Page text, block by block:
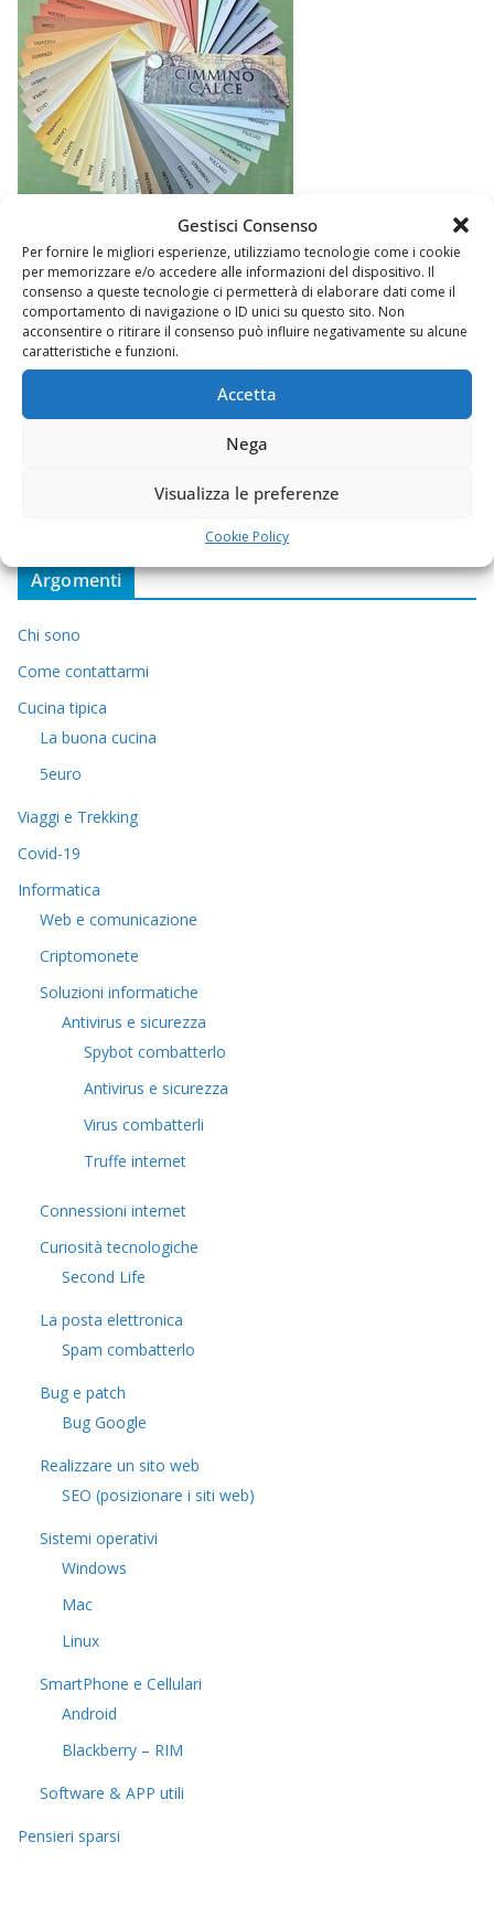
Gestisci Consenso
Per fornire le migliori esperienze, utilizziamo tecnologie come i cookie
per memorizzare e/o accedere alle informazioni del dispositivo. Il
consenso a queste tecnologie ci permetterà di elaborare dati come il
comportamento di navigazione o ID unici su questo sito. Non
acconsentire o ritirare il consenso può influire negativamente su alcune
caratteristiche e funzioni.
Accetta
Nega
Visualizza le preferenze
Cookie Policy
Argomenti
Chi sono
Come contattarmi
Cucina tipica
La buona cucina
5euro
Viaggi e Trekking
Covid-19
Informatica
Web e comunicazione
Criptomonete
Soluzioni informatiche
Antivirus e sicurezza
Spybot combatterlo
Antivirus e sicurezza
Virus combatterli
Truffe internet
Connessioni internet
Curiosità tecnologiche
​Second Life
La posta elettronica
Spam combatterlo
Bug e patch
Bug Google
Realizzare un sito web
SEO (posizionare i siti web)
Sistemi operativi
Windows
Mac
Linux
SmartPhone e Cellulari
Android
Blackberry – RIM
Software & APP utili
Pensieri sparsi